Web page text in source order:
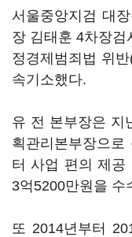
서울중앙지검 대
장 김태훈 4차장검
정경제범죄법 위
속기소했다.
유 전 본부장은 지
획관리본부장으
터 사업 편의 제공
3억5200만원을 수
또 2014년부터